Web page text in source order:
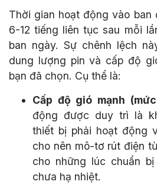
Thời gian hoạt động vào
6-12 tiếng liên tục sau mỗi
ban ngày. Sự chênh lệch
dung lượng pin và cấp độ
bạn đã chọn. Cụ thể là:
Cấp độ gió mạnh
động được duy trì là
thiết bị phải hoạt động
cho nên mô-tơ rút điện
cho những lúc chuẩn
chưa hạ nhiệt.